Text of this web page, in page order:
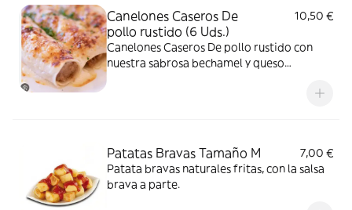
Canelones Caseros De
pollo rustido (6 Uds.)
10,50 €
Canelones Caseros De pollo rustido con
nuestra sabrosa bechamel y queso
Patatas Bravas Tamaño M
7,00 €
Patata bravas naturales fritas, con la salsa
brava a parte.